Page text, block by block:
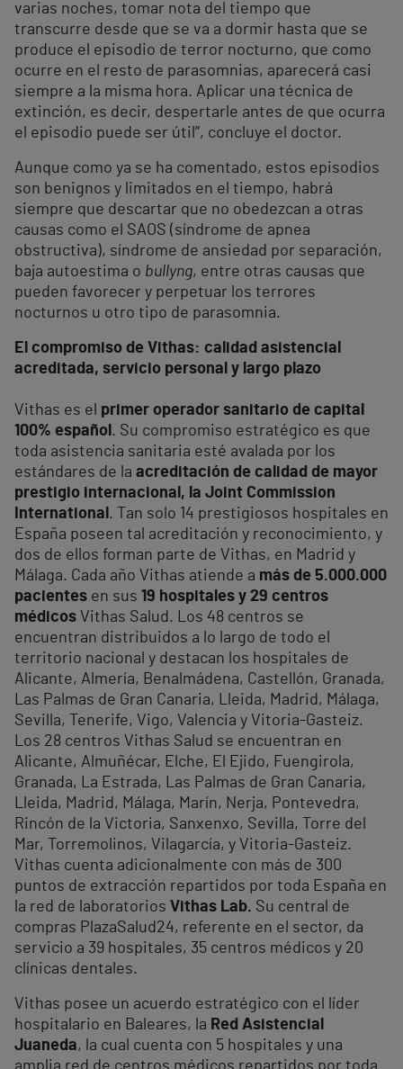
varias noches, tomar nota del tiempo que
transcurre desde que se va a dormir hasta que se
produce el episodio de terror nocturno, que como
ocurre en el resto de parasomnias, aparecerá casi
siempre a la misma hora. Aplicar una técnica de
extinción, es decir, despertarle antes de que ocurra
el episodio puede ser útil”, concluye el doctor.
Aunque como ya se ha comentado, estos episodios
son benignos y limitados en el tiempo, habrá
siempre que descartar que no obedezcan a otras
causas como el SAOS (síndrome de apnea
obstructiva), síndrome de ansiedad por separación,
baja autoestima o bullyng, entre otras causas que
pueden favorecer y perpetuar los terrores
nocturnos u otro tipo de parasomnia.
El compromiso de Vithas: calidad asistencial
acreditada, servicio personal y largo plazo
Vithas es el primer operador sanitario de capital
100% español . Su compromiso estratégico es que
toda asistencia sanitaria esté avalada por los
estándares de la acreditación de calidad de mayor
prestigio internacional, la Joint Commission
International . Tan solo 14 prestigiosos hospitales en
España poseen tal acreditación y reconocimiento, y
dos de ellos forman parte de Vithas, en Madrid y
Málaga. Cada año Vithas atiende a más de 5.000.000
pacientes en sus 19 hospitales y 29 centros
médicos Vithas Salud. Los 48 centros se
encuentran distribuidos a lo largo de todo el
territorio nacional y destacan los hospitales de
Alicante, Almería, Benalmádena, Castellón, Granada,
Las Palmas de Gran Canaria, Lleida, Madrid, Málaga,
Sevilla, Tenerife, Vigo, Valencia y Vitoria-Gasteiz.
Los 28 centros Vithas Salud se encuentran en
Alicante, Almuñécar, Elche, El Ejido, Fuengirola,
Granada, La Estrada, Las Palmas de Gran Canaria,
Lleida, Madrid, Málaga, Marín, Nerja, Pontevedra,
Rincón de la Victoria, Sanxenxo, Sevilla, Torre del
Mar, Torremolinos, Vilagarcía, y Vitoria-Gasteiz.
Vithas cuenta adicionalmente con más de 300
puntos de extracción repartidos por toda España en
la red de laboratorios Vithas Lab. Su central de
compras PlazaSalud24, referente en el sector, da
servicio a 39 hospitales, 35 centros médicos y 20
clínicas dentales.
Vithas posee un acuerdo estratégico con el líder
hospitalario en Baleares, la Red Asistencial
Juaneda, la cual cuenta con 5 hospitales y una